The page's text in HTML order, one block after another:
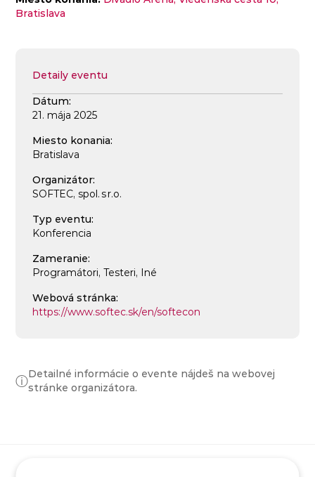
Bratislava
Detaily eventu
Dátum:
21. mája 2025
Miesto konania:
Bratislava
Organizátor:
SOFTEC, spol. s r.o.
Typ eventu:
Konferencia
Zameranie:
Programátori, Testeri, Iné
Webová stránka:
https://www.softec.sk/en/softecon
ⓘDetailné informácie o evente nájdeš na webovej
stránke organizátora.